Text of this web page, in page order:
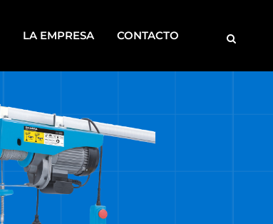
MOTOBOMBAS
ROSCADORAS
SOLDADORAS
DISCONTINUOS
LA EMPRESA CONTACTO